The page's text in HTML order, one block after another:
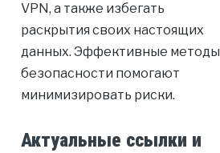
VPN, а также избегать
раскрытия своих настоящих
данных. Эффективные методы
безопасности помогают
минимизировать риски.
Актуальные ссылки и